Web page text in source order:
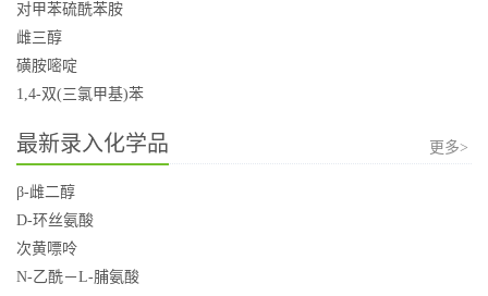
对甲苯硫酰苯胺
雌三醇
磺胺嘧啶
1,4-双(三氯甲基)苯
最新录入化学品 更多>
β-雌二醇
D-环丝氨酸
次黄嘌呤
N-乙酰－L-脯氨酸